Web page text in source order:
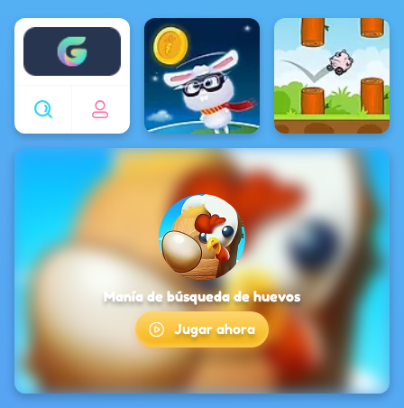
Enjoy4fun
Manía de búsqueda de huevos
Jugar ahora